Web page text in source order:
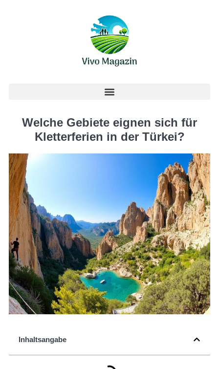
Welche Gebiete eignen sich für
Kletterferien in der Türkei?
Inhaltsangabe